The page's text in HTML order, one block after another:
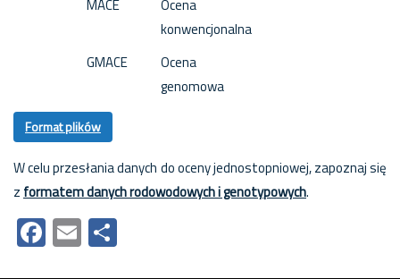
MACE
Ocena
konwencjonalna
GMACE
Ocena
genomowa
Format plików
W celu przesłania danych do oceny jednostopniowej, zapoznaj się
z formatem danych rodowodowych i genotypowych.
Facebook
Email